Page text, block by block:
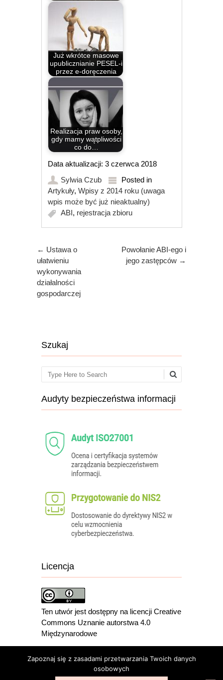
Już wkrótce masowe
upublicznianie PESEL-i
przez e-doręczenia
Realizacja praw osoby,
gdy mamy wątpliwości
co do…
Data aktualizacji: 3 czerwca 2018
Sylwia Czub
Posted in
Artykuły,Wpisy z 2014 roku (uwaga
wpis może być już nieaktualny)
ABI , rejestracja zbioru
Post navigation
← Ustawa o
ułatwieniu
wykonywania
działalności
gospodarczej
Powołanie ABI-ego i
jego zastępców →
Szukaj
Search
Audyty bezpieczeństwa informacji
Licencja
Ten utwór jest dostępny na licencji Creative
Commons Uznanie autorstwa 4.0
Międzynarodowe
Zapoznaj się z zasadami przetwarzania Twoich danych
osobowych